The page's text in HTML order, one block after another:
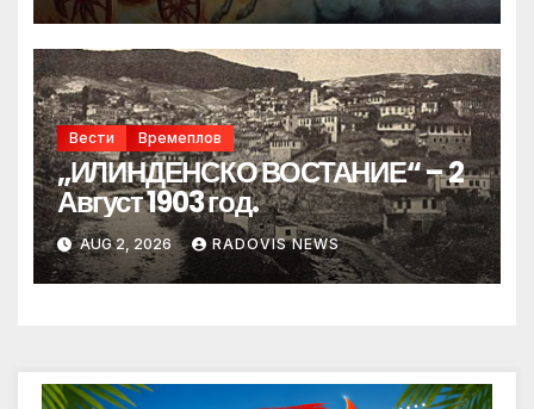
Вести Времеплов
„ИЛИНДЕНСКО ВОСТАНИЕ“ – 2
Август 1903 год.
AUG 2, 2026 RADOVIS NEWS